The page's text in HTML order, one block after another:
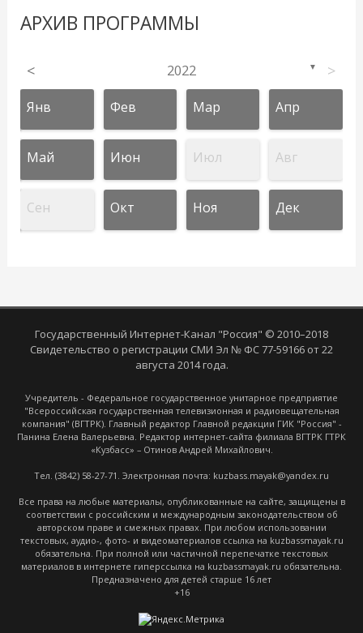
АРХИВ ПРОГРАММЫ
< 2022 ▼ >
Янв Фев Мар Апр
Май Июн Июл Авг
Сен Окт Ноя Дек
Государственный Интернет-Канал "Россия" © 2010–2018
Свидетельство о регистрации СМИ Эл № ФС 77-59166 от 22
августа 2014 года.
Учредитель - Федеральное государственное унитарное предприятие
"Всероссийская государственная телевизионная и радиовещательная
компания" (ВГТРК). Главный редактор Главной редакции ГИК "Россия" -
Панина Елена Валерьевна. Редактор интернет-сайта филиала ВГТРК ГТРК
«Кузбасс» – Отинов Андрей Михайлович.
Тел. (3842) 58-27-71. Электронная почта: kuzbass.mayak@yandex.ru
Все права на любые материалы, опубликованные на сайте, защищены в
соответствии с российским и международным законодательством об
авторском праве и смежных правах. При любом использовании
текстовых, аудио-, фото- и видеоматериалов ссылка на kuzbassmayak.ru
обязательна. При полной или частичной перепечатке текстовых
материалов в интернете гиперссылка на kuzbassmayak.ru обязательна.
Предназначено для детей старше 16 лет
+16